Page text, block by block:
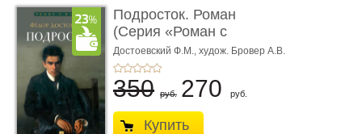
Подросток. Роман
(Серия «Роман с
книгой»)
Достоевский Ф.М., худож. Бровер А.В.
350 руб. 270 руб.
Купить